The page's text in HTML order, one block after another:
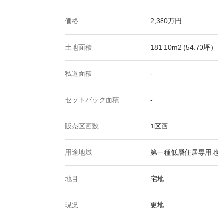
価格 2,380万円
土地面積 181.10m2 (54.70坪）
私道面積 -
セットバック面積 -
販売区画数 1区画
用途地域 第一種低層住居専用
地目 宅地
現況 更地